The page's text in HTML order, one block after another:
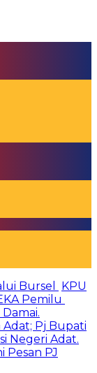
Bursel
KPU
Pemilu
Pj Bupati
Negeri Adat.
Pesan PJ